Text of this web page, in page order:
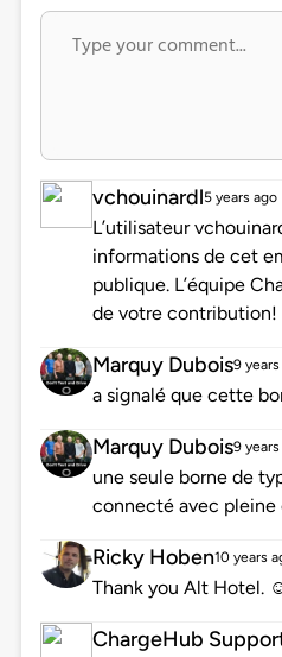
vchouinardl5 years ago
L’utilisateur
informations de cet
publique. L’équipe
de votre contribution!
Marquy Dubois9
a signalé que cette
Marquy Dubois9
une seule borne de
connecté avec pleine
Ricky Hoben10 years
Thank you Alt Hotel.
ChargeHub